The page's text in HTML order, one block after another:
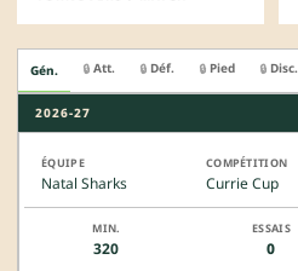
Gén. 🔒 Att. 🔒 Déf. 🔒 Pied 🔒 Disc.
2026-27
Natal Sharks Currie Cup
320 0